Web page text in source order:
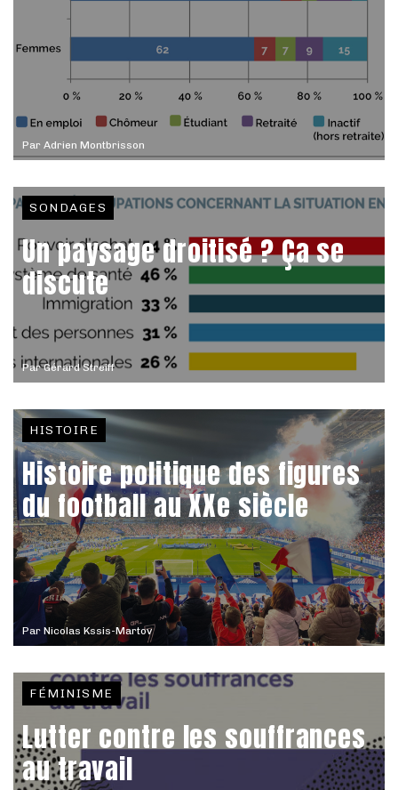
Par Adrien Montbrisson
ParGérard Streiff
SONDAGES
Un paysage droitisé ? Ça se
discute
Par Nicolas Kssis-Martov
HISTOIRE
Histoire politique des figures
du football au XXe siècle
FÉMINISME
Lutter contre les souffrances
au travail